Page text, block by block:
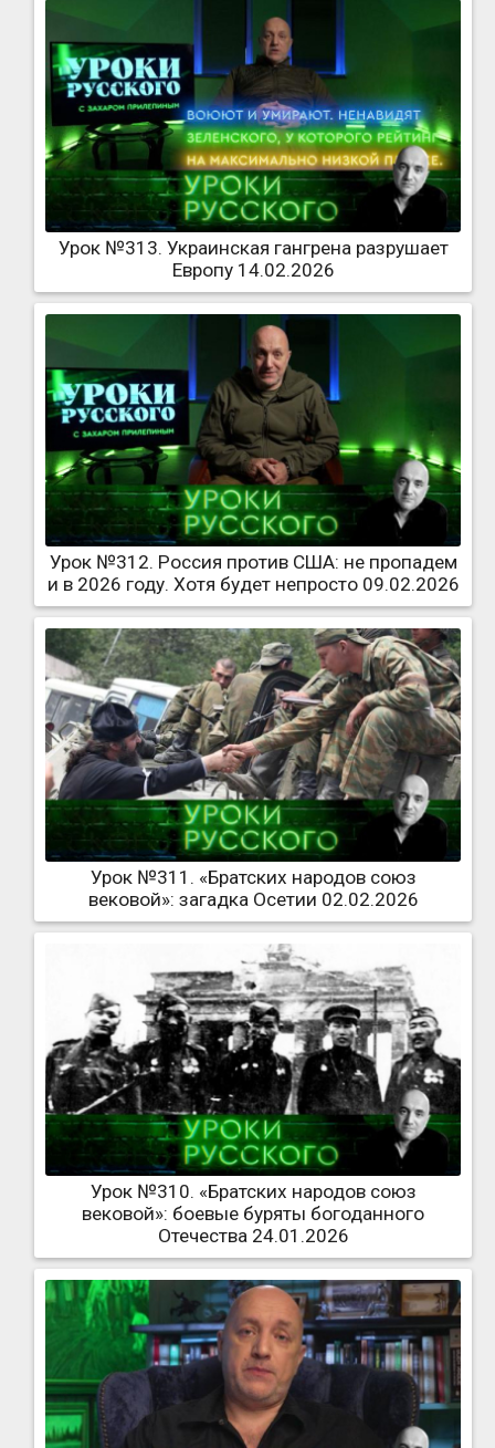
Урок №313. Украинская гангрена разрушает
Европу 14.02.2026
Урок №312. Россия против США: не пропадем
и в 2026 году. Хотя будет непросто 09.02.2026
Урок №311. «Братских народов союз
вековой»: загадка Осетии 02.02.2026
Урок №310. «Братских народов союз
вековой»: боевые буряты богоданного
Отечества 24.01.2026